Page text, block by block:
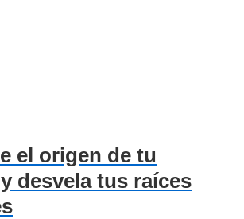
el origen de tu
desvela tus raíces